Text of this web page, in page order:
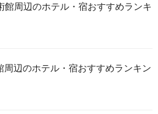
館周辺のホテル・宿おすすめランキ
周辺のホテル・宿おすすめランキン